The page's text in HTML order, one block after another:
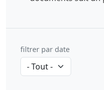
filtrer par date